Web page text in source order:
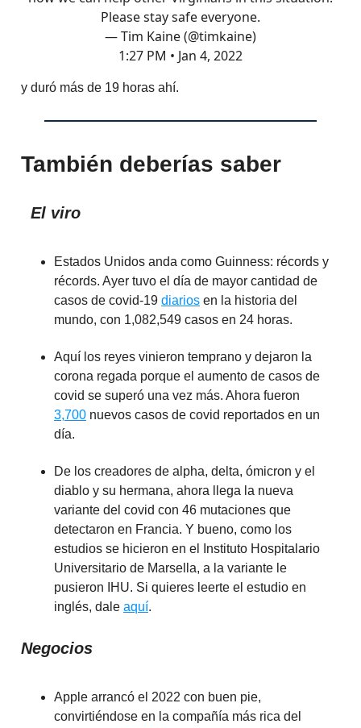
Please stay safe everyone.
— Tim Kaine (@timkaine)
1:27 PM • Jan 4, 2022
y duró más de 19 horas ahí.
También deberías saber
El viro
Estados Unidos anda como Guinness: récords y
récords. Ayer tuvo el día de mayor cantidad de
casos de covid-19 diarios en la historia del
mundo, con 1,082,549 casos en 24 horas.
Aquí los reyes vinieron temprano y dejaron la
corona regada porque el aumento de casos de
covid se superó una vez más. Ahora fueron
3,700 nuevos casos de covid reportados en un
día.
De los creadores de alpha, delta, ómicron y el
diablo y su hermana, ahora llega la nueva
variante del covid con 46 mutaciones que
detectaron en Francia. Y bueno, como los
estudios se hicieron en el Instituto Hospitalario
Universitario de Marsella, a la variante le
pusieron IHU. Si quieres leerte el estudio en
inglés, dale aquí.
Negocios
Apple arrancó el 2022 con buen pie,
convirtiéndose en la compañía más rica del